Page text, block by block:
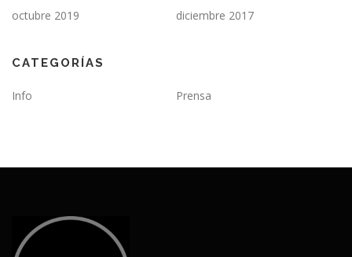
octubre 2019
diciembre 2017
CATEGORÍAS
Info Prensa